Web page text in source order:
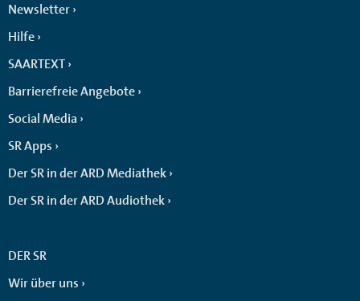
Newsletter
Hilfe
SAARTEXT
Barrierefreie Angebote
Social Media
SR Apps
Der SR in der ARD Mediathek
Der SR in der ARD Audiothek
DER SR
Wir über uns